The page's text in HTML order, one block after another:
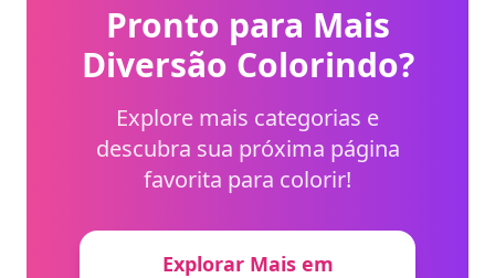
Pronto para Mais
Diversão Colorindo?
Explore mais categorias e
descubra sua próxima página
favorita para colorir!
Explorar Mais em